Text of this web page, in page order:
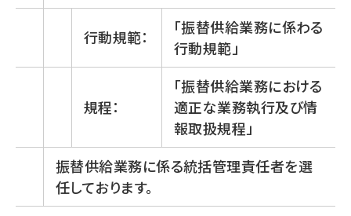
行動規範：
「振替供給業務に係わる
行動規範」
規程：
「振替供給業務における
適正な業務執行及び情
報取扱規程」
振替供給業務に係る統括管理責任者を選
任しております。